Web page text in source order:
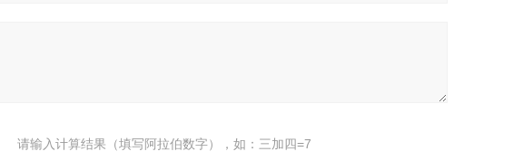
请输入计算结果（填写阿拉伯数字），如：三加四=7